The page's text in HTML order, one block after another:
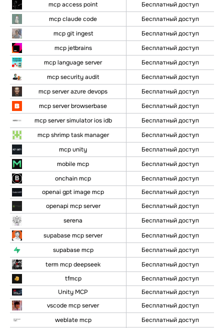
mcp access point
Бесплатный доступ
mcp claude code
Бесплатный доступ
mcp git ingest
Бесплатный доступ
mcp jetbrains
Бесплатный доступ
mcp language server
Бесплатный доступ
mcp security audit
Бесплатный доступ
mcp server azure devops
Бесплатный доступ
mcp server browserbase
Бесплатный доступ
mcp server simulator ios idb
Бесплатный доступ
mcp shrimp task manager
Бесплатный доступ
mcp unity
Бесплатный доступ
mobile mcp
Бесплатный доступ
onchain mcp
Бесплатный доступ
openai gpt image mcp
Бесплатный доступ
openapi mcp server
Бесплатный доступ
serena
Бесплатный доступ
supabase mcp server
Бесплатный доступ
supabase mcp
Бесплатный доступ
term mcp deepseek
Бесплатный доступ
tfmcp
Бесплатный доступ
Unity MCP
Бесплатный доступ
vscode mcp server
Бесплатный доступ
weblate mcp
Бесплатный доступ